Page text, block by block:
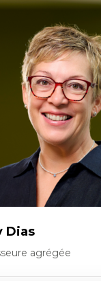
du développement
politique comparée
économiques
économique
sociales
sociaux
de l’État
Dias
agrégée